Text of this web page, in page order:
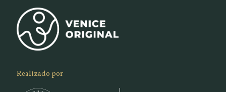
Realizado por